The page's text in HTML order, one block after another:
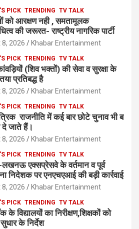
PICK TRENDING TV TALK
को आरक्षण नही , समतामूलक
की जरूरत- राष्ट्रीय नागरिक पार्टी
2026 Khabar Entertainment
PICK TRENDING TV TALK
(शिव भक्तों) की सेवा व सुरक्षा के
प्रतिबद्ध है
2026 Khabar Entertainment
PICK TRENDING TV TALK
राजनीति में कई बार छोटे चुनाव भी ब
जाते हैं।
2026 Khabar Entertainment
PICK TRENDING TV TALK
एक्सप्रेसवे के वर्तमान व पूर्व
निदेशक पर एनएचएआई की बड़ी कार्रवाई
2026 Khabar Entertainment
PICK TRENDING TV TALK
के विद्यालयों का निरीक्षण,शिक्षकों को
सुधार के निर्देश